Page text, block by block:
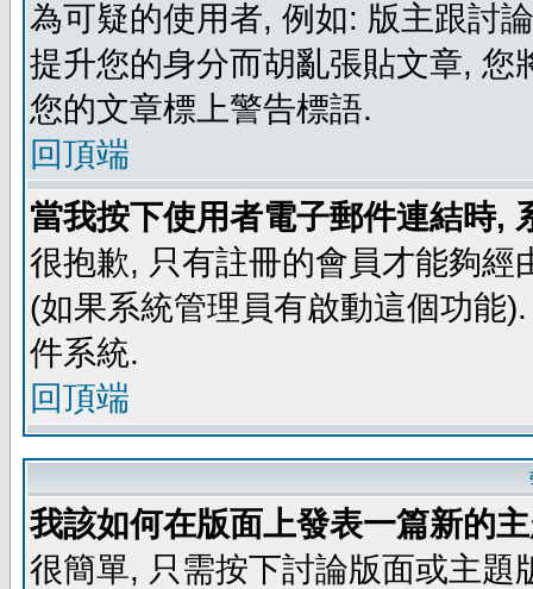
為可疑的使用者, 例如: 版主跟討
提升您的身分而胡亂張貼文章,
您的文章標上警告標語.
回頂端
當我按下使用者電子郵件連結時,
很抱歉, 只有註冊的會員才能夠
(如果系統管理員有啟動這個功能
件系統.
回頂端
我該如何在版面上發表一篇新的
很簡單, 只需按下討論版面或主